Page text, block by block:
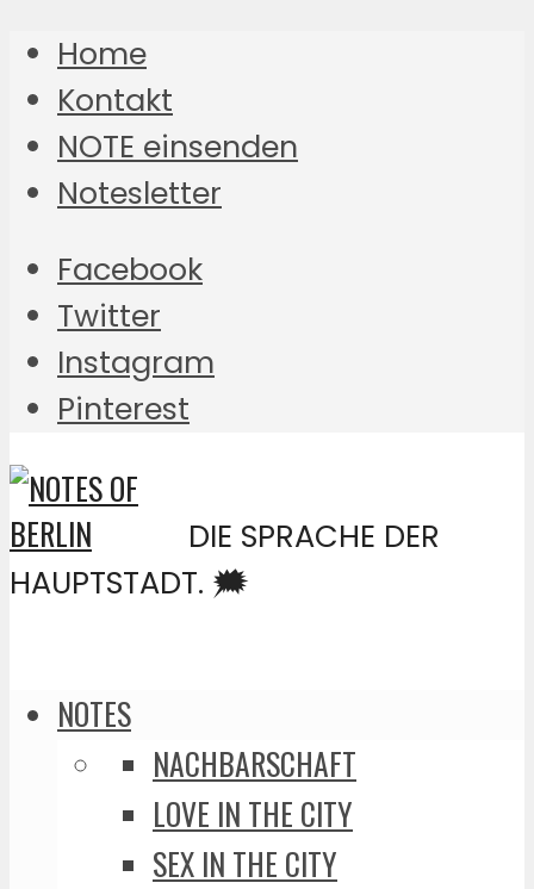
Home
Kontakt
NOTE einsenden
Notesletter
Facebook
Twitter
Instagram
Pinterest
DIE SPRACHE DER
HAUPTSTADT. 🗯️
NOTES
NACHBARSCHAFT
LOVE IN THE CITY
SEX IN THE CITY